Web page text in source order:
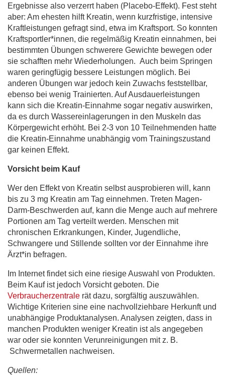
Ergebnisse also verzerrt haben (Placebo-Effekt). Fest steht
aber: Am ehesten hilft Kreatin, wenn kurzfristige, intensive
Kraftleistungen gefragt sind, etwa im Kraftsport. So konnten
Kraftsportler*innen, die regelmäßig Kreatin einnahmen, bei
bestimmten Übungen schwerere Gewichte bewegen oder
sie schafften mehr Wiederholungen. Auch beim Springen
waren geringfügig bessere Leistungen möglich. Bei
anderen Übungen war jedoch kein Zuwachs feststellbar,
ebenso bei wenig Trainierten. Auf Ausdauerleistungen
kann sich die Kreatin-Einnahme sogar negativ auswirken,
da es durch Wassereinlagerungen in den Muskeln das
Körpergewicht erhöht. Bei 2-3 von 10 Teilnehmenden hatte
die Kreatin-Einnahme unabhängig vom Trainingszustand
gar keinen Effekt.
Vorsicht beim Kauf
Wer den Effekt von Kreatin selbst ausprobieren will, kann
bis zu 3 mg Kreatin am Tag einnehmen. Treten Magen-
Darm-Beschwerden auf, kann die Menge auch auf mehrere
Portionen am Tag verteilt werden. Menschen mit
chronischen Erkrankungen, Kinder, Jugendliche,
Schwangere und Stillende sollten vor der Einnahme ihre
Ärzt*in befragen.
Im Internet findet sich eine riesige Auswahl von Produkten.
Beim Kauf ist jedoch Vorsicht geboten. Die
Verbraucherzentrale rät dazu, sorgfältig auszuwählen.
Wichtige Kriterien sine eine nachvollziehbare Herkunft und
unabhängige Produktanalysen. Analysen zeigten, dass in
manchen Produkten weniger Kreatin ist als angegeben
war oder sie konnten Verunreinigungen mit z. B.
Schwermetallen nachweisen.
Quellen: